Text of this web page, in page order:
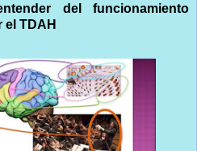
del funcionamiento
TDAH